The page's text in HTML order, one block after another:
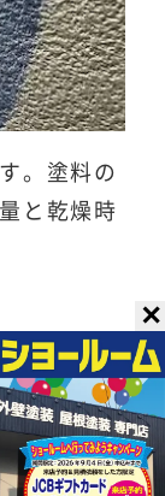
。塗料の
と乾燥時
✕